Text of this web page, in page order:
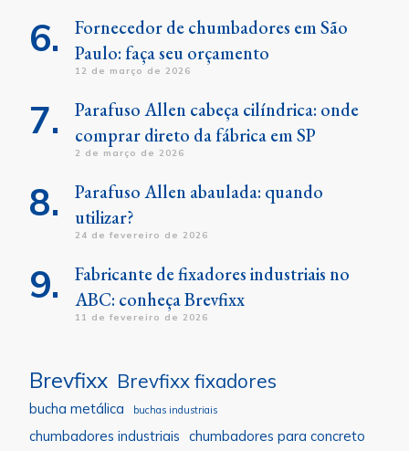
Fornecedor de chumbadores em São
Paulo: faça seu orçamento
12 de março de 2026
Parafuso Allen cabeça cilíndrica: onde
comprar direto da fábrica em SP
2 de março de 2026
Parafuso Allen abaulada: quando
utilizar?
24 de fevereiro de 2026
Fabricante de fixadores industriais no
ABC: conheça Brevfixx
11 de fevereiro de 2026
Brevfixx Brevfixx fixadores
bucha metálica buchas industriais
chumbadores industriais chumbadores para concreto